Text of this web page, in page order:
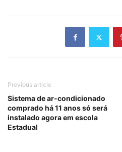
Previous article
Sistema de ar-condicionado
comprado há 11 anos só será
instalado agora em escola
Estadual